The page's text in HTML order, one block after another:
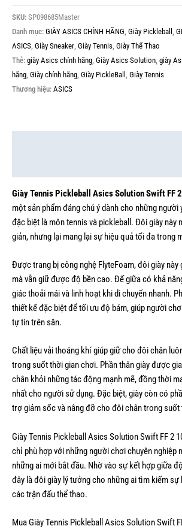
SKU: SP098685Master
Danh mục: GIÀY ASICS CHÍNH HÃNG Giày Pickleball
ASICS Giày Sneaker Giày Tennis Giày Thể Thao
Thẻ: giày Asics chính hãng Giày Asics Solution giày
hãng Giày chính hãng Giày PickleBall Giày Tennis
Thương hiệu: ASICS
Giày Tennis Pickleball Asics Solution Swift FF
một sản phẩm đáng chú ý dành cho những người
đặc biệt là môn tennis và pickleball. Đôi giày này
giản, nhưng lại mang lại sự hiệu quả tối đa trong
Được trang bị công nghệ FlyteFoam, đôi giày
mà vẫn giữ được độ bền cao. Đế giữa có khả
giác thoải mái và linh hoạt khi di chuyển nhanh.
thiết kế đặc biệt để tối ưu độ bám, giúp người
tự tin trên sân.
Chất liệu vải thoáng khí giúp giữ cho đôi chân
trong suốt thời gian chơi. Phần thân giày được
chân khỏi những tác động mạnh mẽ, đồng thời
nhất cho người sử dụng. Đặc biệt, giày còn có
trợ giảm sốc và nâng đỡ cho đôi chân trong suốt
Giày Tennis Pickleball Asics Solution Swift FF 2
chỉ phù hợp với những người chơi chuyên nghiệp
những ai mới bắt đầu. Nhờ vào sự kết hợp giữa
đây là đôi giày lý tưởng cho những ai tìm kiếm
các trận đấu thể thao.
Mua Giày Tennis Pickleball Asics Solution Swift